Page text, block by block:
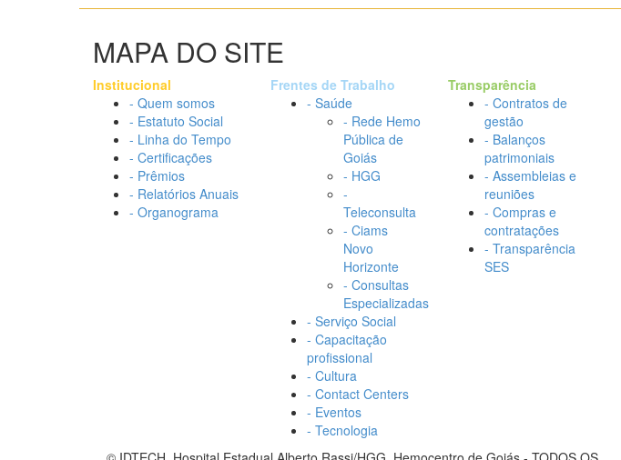
MAPA DO SITE
Institucional
- Quem somos
- Estatuto Social
- Linha do Tempo
- Certificações
- Prêmios
- Relatórios Anuais
- Organograma
Frentes de Trabalho
- Saúde
- Rede Hemo
Pública de
Goiás
- HGG
-
Teleconsulta
- Ciams
Novo
Horizonte
- Consultas
Especializadas
- Serviço Social
- Capacitação
profissional
- Cultura
- Contact Centers
- Eventos
- Tecnologia
Transparência
- Contratos de
gestão
- Balanços
patrimoniais
- Assembleias e
reuniões
- Compras e
contratações
- Transparência
SES